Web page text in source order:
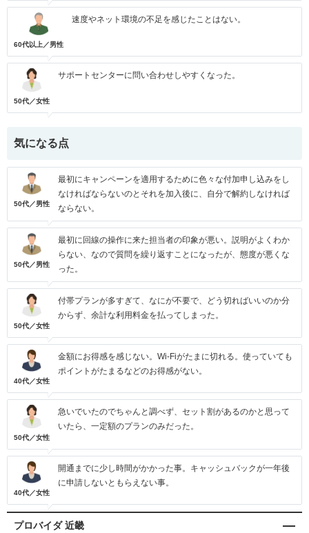
60代以上／男性
速度やネット環境の不足を感じたことはない。
50代／女性
サポートセンターに問い合わせしやすくなった。
気になる点
50代／男性
最初にキャンペーンを適用するために色々な付加申し込みをし
なければならないのとそれを加入後に、自分で解約しなければ
ならない。
50代／男性
最初に回線の操作に来た担当者の印象が悪い。説明がよくわか
らない、なので質問を繰り返すことになったが、態度が悪くな
った。
50代／女性
付帯プランが多すぎて、なにが不要で、どう切ればいいのか分
からず、余計な利用料金を払ってしまった。
40代／女性
金額にお得感を感じない。Wi-Fiがたまに切れる。使っていても
ポイントがたまるなどのお得感がない。
50代／女性
急いでいたのでちゃんと調べず、セット割があるのかと思って
いたら、一定額のプランのみだった。
40代／女性
開通までに少し時間がかかった事。キャッシュバックが一年後
に申請しないともらえない事。
プロバイダ 近畿